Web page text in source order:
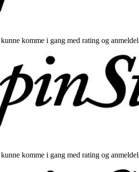
komme i gang med rating og
komme i gang med rating og